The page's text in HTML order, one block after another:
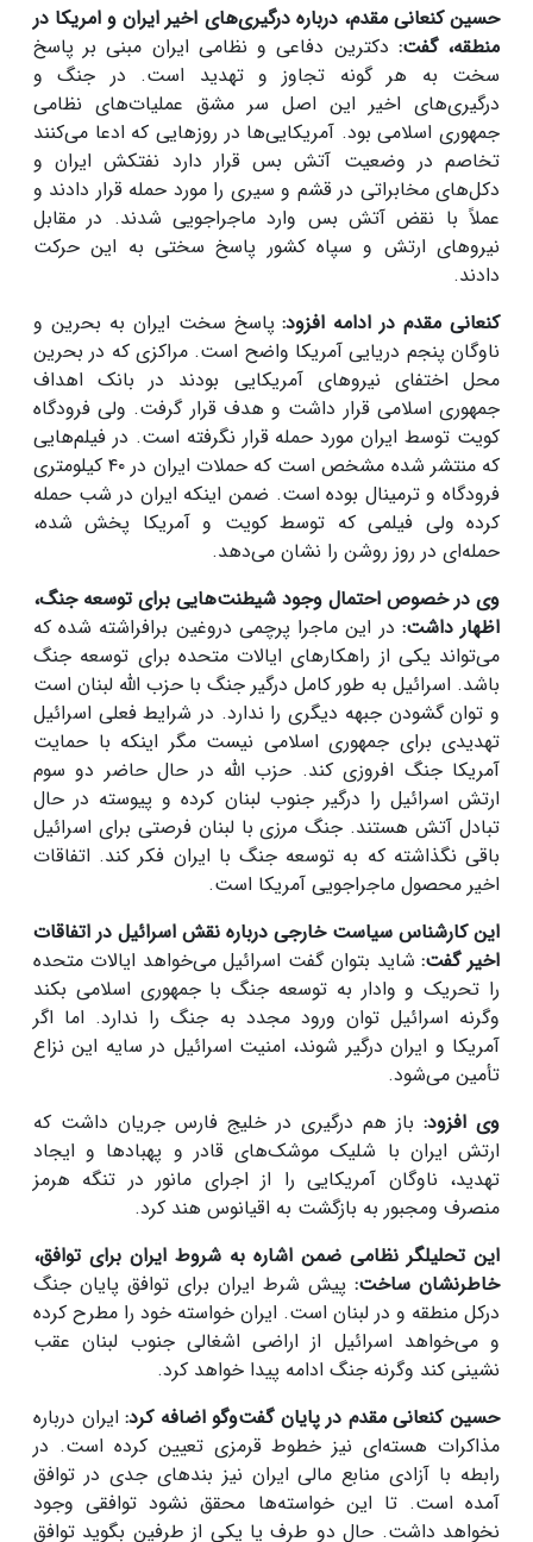
حسین کنعانی مقدم، درباره درگیری‌های اخیر ایران و امریکا در
منطقه، گفت: دکترین دفاعی و نظامی ایران مبنی بر پاسخ
سخت به هر گونه تجاوز و تهدید است. در جنگ و
درگیری‌های اخیر این اصل سر مشق عملیات‌های نظامی
جمهوری اسلامی بود. آمریکایی‌ها در روزهایی که ادعا می‌کنند
تخاصم در وضعیت آتش بس قرار دارد نفتکش ایران و
دکل‌های مخابراتی در قشم و سیری را مورد حمله قرار دادند و
عملاً با نقض آتش بس وارد ماجراجویی شدند. در مقابل
نیروهای ارتش و سپاه کشور پاسخ سختی به این حرکت
دادند.
کنعانی مقدم در ادامه افزود: پاسخ سخت ایران به بحرین و
ناوگان پنجم دریایی آمریکا واضح است. مراکزی که در بحرین
محل اختفای نیروهای آمریکایی بودند در بانک اهداف
جمهوری اسلامی قرار داشت و هدف قرار گرفت. ولی فرودگاه
کویت توسط ایران مورد حمله قرار نگرفته است. در فیلم‌هایی
که منتشر شده مشخص است که حملات ایران در ۴۰ کیلومتری
فرودگاه و ترمینال بوده است. ضمن اینکه ایران در شب حمله
کرده ولی فیلمی که توسط کویت و آمریکا پخش شده،
حمله‌ای در روز روشن را نشان می‌دهد.
وی در خصوص احتمال وجود شیطنت‌هایی برای توسعه جنگ،
اظهار داشت: در این ماجرا پرچمی دروغین برافراشته شده که
می‌تواند یکی از راهکارهای ایالات متحده برای توسعه جنگ
باشد. اسرائیل به طور کامل درگیر جنگ با حزب الله لبنان است
و توان گشودن جبهه دیگری را ندارد. در شرایط فعلی اسرائیل
تهدیدی برای جمهوری اسلامی نیست مگر اینکه با حمایت
آمریکا جنگ افروزی کند. حزب الله در حال حاضر دو سوم
ارتش اسرائیل را درگیر جنوب لبنان کرده و پیوسته در حال
تبادل آتش هستند. جنگ مرزی با لبنان فرصتی برای اسرائیل
باقی نگذاشته که به توسعه جنگ با ایران فکر کند. اتفاقات
اخیر محصول ماجراجویی آمریکا است.
این کارشناس سیاست خارجی درباره نقش اسرائیل در اتفاقات
اخیر گفت: شاید بتوان گفت اسرائیل می‌خواهد ایالات متحده
را تحریک و وادار به توسعه جنگ با جمهوری اسلامی بکند
وگرنه اسرائیل توان ورود مجدد به جنگ را ندارد. اما اگر
آمریکا و ایران درگیر شوند، امنیت اسرائیل در سایه این نزاع
تأمین می‌شود.
وی افزود: باز هم درگیری‌ در خلیج فارس جریان داشت که
ارتش ایران با شلیک موشک‌های قادر و پهباد‌ها و ایجاد
تهدید، ناوگان آمریکایی را از اجرای مانور در تنگه هرمز
منصرف ومجبور به بازگشت به اقیانوس هند کرد.
این تحلیلگر نظامی ضمن اشاره به شروط ایران برای توافق،
خاطرنشان ساخت: پیش شرط ایران برای توافق پایان جنگ
درکل منطقه و در لبنان است. ایران خواسته خود را مطرح کرده
و می‌خواهد اسرائیل از اراضی اشغالی جنوب لبنان عقب
نشینی کند وگرنه جنگ ادامه پیدا خواهد کرد.
حسین کنعانی مقدم در پایان گفت‌وگو اضافه کرد:ایران درباره
مذاکرات هسته‌ای نیز خطوط قرمزی تعیین کرده است. در
رابطه با آزادی منابع مالی ایران نیز بندهای جدی در توافق
آمده است. تا این خواسته‌ها محقق نشود توافقی وجود
نخواهد داشت. حال دو طرف یا یکی از طرفین بگوید توافق